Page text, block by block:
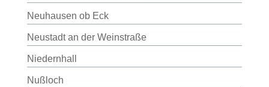
Neuhausen ob Eck
Neustadt an der Weinstraße
Niedernhall
Nußloch